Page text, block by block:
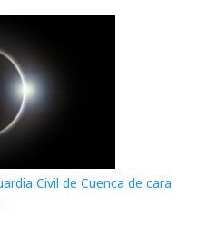
Civil de Cuenca de cara